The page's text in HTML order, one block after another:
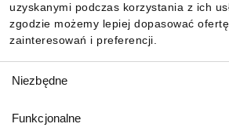
uzyskanymi podczas korzystania z ich
zgodzie możemy lepiej dopasować
zainteresowań i preferencji.
zgody
Niezbędne
Funkcjonalne